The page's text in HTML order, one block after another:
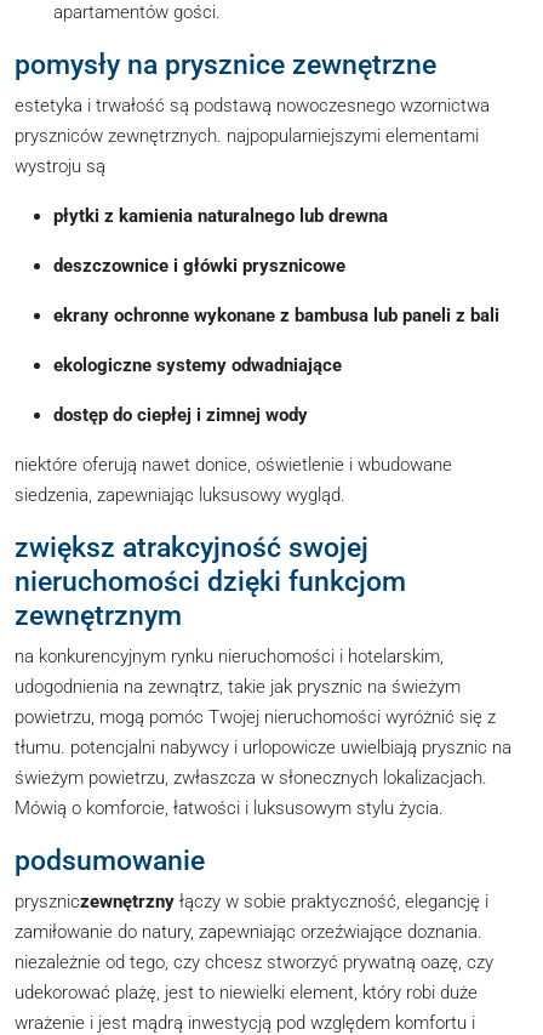
apartamentów gości.
pomysły na prysznice zewnętrzne
estetyka i trwałość są podstawą nowoczesnego wzornictwa
pryszniców zewnętrznych. najpopularniejszymi elementami
wystroju są
płytki z kamienia naturalnego lub drewna
deszczownice i główki prysznicowe
ekrany ochronne wykonane z bambusa lub paneli z bali
ekologiczne systemy odwadniające
dostęp do ciepłej i zimnej wody
niektóre oferują nawet donice, oświetlenie i wbudowane
siedzenia, zapewniając luksusowy wygląd.
zwiększ atrakcyjność swojej
nieruchomości dzięki funkcjom
zewnętrznym
na konkurencyjnym rynku nieruchomości i hotelarskim,
udogodnienia na zewnątrz, takie jak prysznic na świeżym
powietrzu, mogą pomóc Twojej nieruchomości wyróżnić się z
tłumu. potencjalni nabywcy i urlopowicze uwielbiają prysznic na
świeżym powietrzu, zwłaszcza w słonecznych lokalizacjach.
Mówią o komforcie, łatwości i luksusowym stylu życia.
podsumowanie
pryszniczewnętrzny łączy w sobie praktyczność, elegancję i
zamiłowanie do natury, zapewniając orzeźwiające doznania.
niezależnie od tego, czy chcesz stworzyć prywatną oazę, czy
udekorować plażę, jest to niewielki element, który robi duże
wrażenie i jest mądrą inwestycją pod względem komfortu i